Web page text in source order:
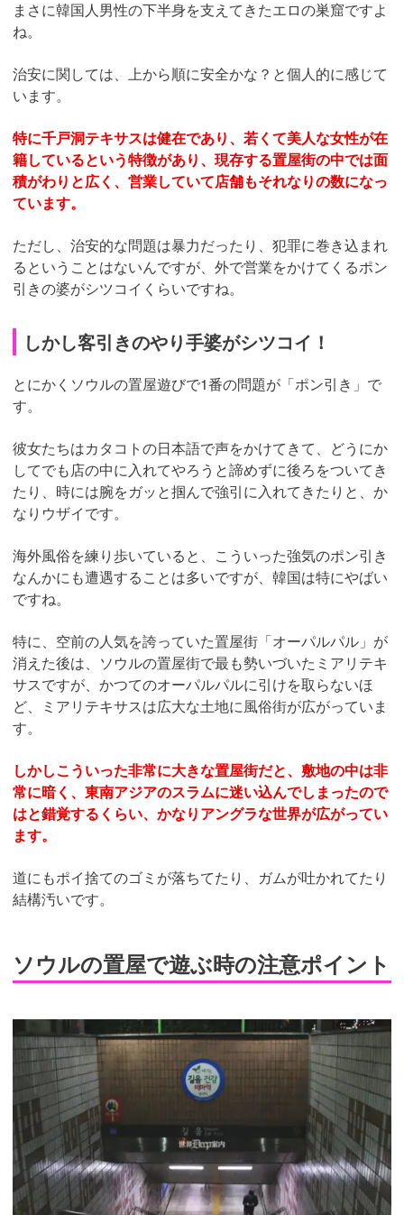
まさに韓国人男性の下半身を支えてきたエロの巣窟ですよ
ね。
治安に関しては、上から順に安全かな？と個人的に感じて
います。
特に千戸洞テキサスは健在であり、若くて美人な女性が在
籍しているという特徴があり、現存する置屋街の中では面
積がわりと広く、営業していて店舗もそれなりの数になっ
ています。
ただし、治安的な問題は暴力だったり、犯罪に巻き込まれ
るということはないんですが、外で営業をかけてくるポン
引きの婆がシツコイくらいですね。
しかし客引きのやり手婆がシツコイ！
とにかくソウルの置屋遊びで1番の問題が「ポン引き」で
す。
彼女たちはカタコトの日本語で声をかけてきて、どうにか
してでも店の中に入れてやろうと諦めずに後ろをついてき
たり、時には腕をガッと掴んで強引に入れてきたりと、か
なりウザイです。
海外風俗を練り歩いていると、こういった強気のポン引き
なんかにも遭遇することは多いですが、韓国は特にやばい
ですね。
特に、空前の人気を誇っていた置屋街「オーパルパル」が
消えた後は、ソウルの置屋街で最も勢いづいたミアリテキ
サスですが、かつてのオーパルパルに引けを取らないほ
ど、ミアリテキサスは広大な土地に風俗街が広がっていま
す。
しかしこういった非常に大きな置屋街だと、敷地の中は非
常に暗く、東南アジアのスラムに迷い込んでしまったので
はと錯覚するくらい、かなりアングラな世界が広がってい
ます。
道にもポイ捨てのゴミが落ちてたり、ガムが吐かれてたり
結構汚いです。
ソウルの置屋で遊ぶ時の注意ポイント